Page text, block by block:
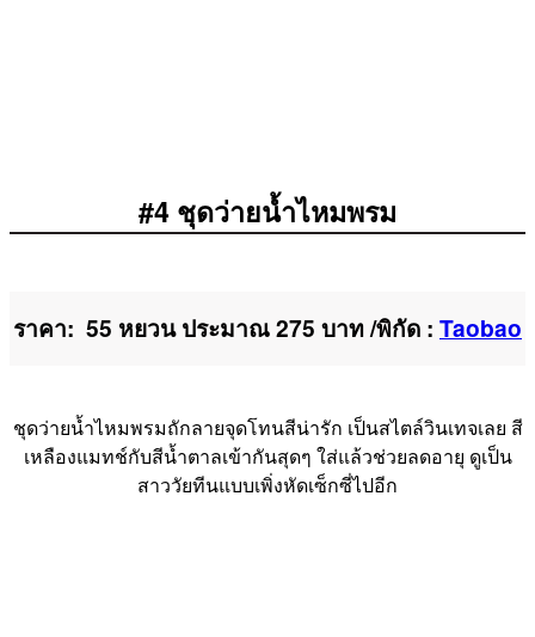
#4 ชุดว่ายน้ำไหมพรม
ราคา: 55 หยวน ประมาณ 275 บาท /พิกัด : Taobao
ชุดว่ายน้ำไหมพรมถักลายจุดโทนสีน่ารัก เป็นสไตล์วินเทจเลย สี
เหลืองแมทช์กับสีน้ำตาลเข้ากันสุดๆ ใส่แล้วช่วยลดอายุ ดูเป็น
สาววัยทีนแบบเพิ่งหัดเซ็กซี่ไปอีก